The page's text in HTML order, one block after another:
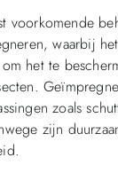
voorkomende
waarbij
het te
zoals
zijn